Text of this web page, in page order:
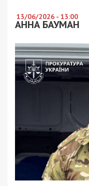
13/06/2026 - 13:00
АННА БАУМАН